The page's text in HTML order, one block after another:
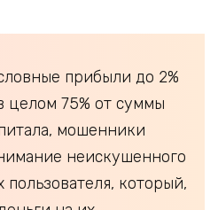
прибыли до 2%
целом 75% от суммы
мошенники
неискушенного
пользователя, который,